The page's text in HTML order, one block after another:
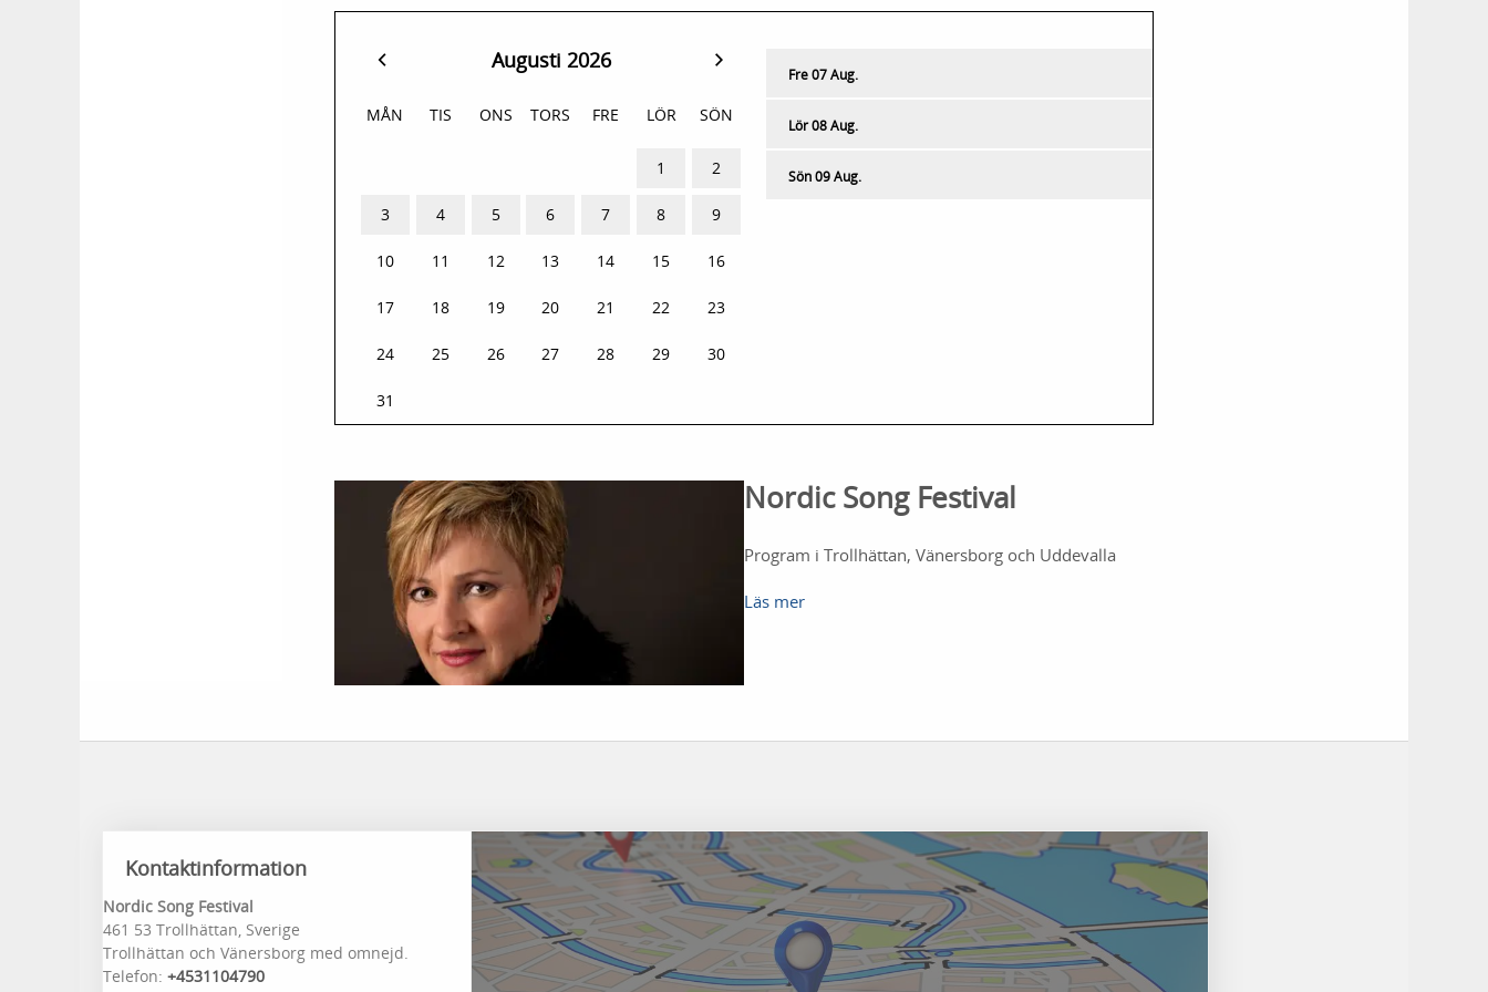
Augusti 2026
MÅN TIS ONS TORS FRE LÖR SÖN
1 2
3 4 5 6 7 8 9
10 11 12 13 14 15 16
17 18 19 20 21 22 23
24 25 26 27 28 29 30
31
Fre 07 Aug.
Lör 08 Aug.
Sön 09 Aug.
Nordic Song Festival
Program i Trollhättan, Vänersborg och Uddevalla
Läs mer
Kontaktinformation
Nordic Song Festival
461 53 Trollhättan, Sverige
Trollhättan och Vänersborg med omnejd.
Telefon: +4531104790